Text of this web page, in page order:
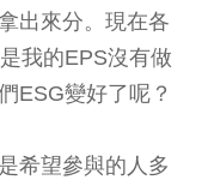
出來分。現在各
我的EPS沒有做
ESG變好了呢？
希望參與的人多